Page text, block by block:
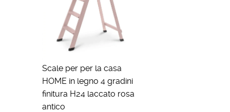
Scale per per la casa
HOME in legno 4 gradini
finitura H24 laccato rosa
antico